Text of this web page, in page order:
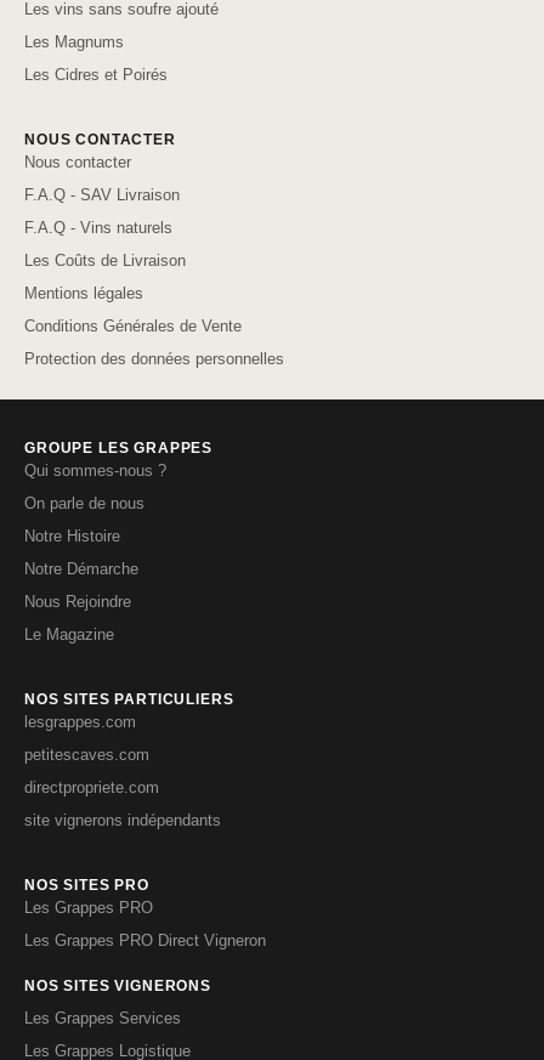
Les vins sans soufre ajouté
Les Magnums
Les Cidres et Poirés
NOUS CONTACTER
Nous contacter
F.A.Q - SAV Livraison
F.A.Q - Vins naturels
Les Coûts de Livraison
Mentions légales
Conditions Générales de Vente
Protection des données personnelles
GROUPE LES GRAPPES
Qui sommes-nous ?
On parle de nous
Notre Histoire
Notre Démarche
Nous Rejoindre
Le Magazine
NOS SITES PARTICULIERS
lesgrappes.com
petitescaves.com
directpropriete.com
site vignerons indépendants
NOS SITES PRO
Les Grappes PRO
Les Grappes PRO Direct Vigneron
NOS SITES VIGNERONS
Les Grappes Services
Les Grappes Logistique